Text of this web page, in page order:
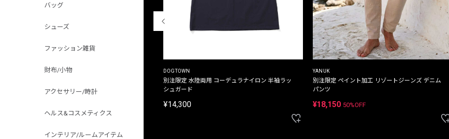
バッグ
シューズ
ファッション雑貨
財布/小物
アクセサリー/時計
ヘルス&コスメティクス
インテリア/ルームアイテム
THE DUFFER OF ST.GEORGE
プリントTシャツ
DOGTOWN
別注限定 水陸両用 コーデュラナイロン 半袖ラッ
シュガード
¥14,300
YANUK
別注限定 ペイント加工 リゾートジーンズ デニム
パンツ
¥18,150 50%OFF